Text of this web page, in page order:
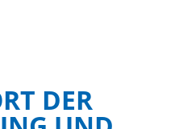
DER